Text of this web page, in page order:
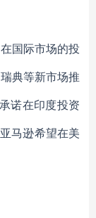
国际市场的投
典等新市场推
诺在印度投资
马逊希望在美